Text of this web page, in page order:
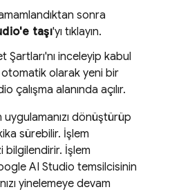
sonra
'e taşı'yı tıklayın.
Şartları'nı inceleyip kabul
olarak yeni bir
çalışma alanında açılır.
uygulamanızı dönüştürüp
sürebilir. İşlem
bilgilendirir. İşlem
AI Studio temsilcisinin
yinelemeye devam